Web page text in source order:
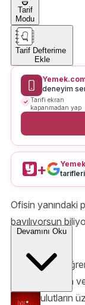
Tarif
Modu
Tarif Defterime
Ekle
deneyim
Tarifi ekran
kapanmadan yap
+
tarifleri
Ofisin yanındaki
bayılıyorsun
Evet sen de
çikolatalı açma
hatta bulutların
Devamını Oku